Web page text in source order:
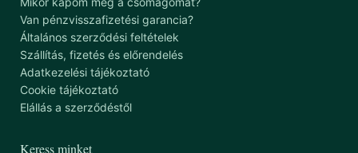
Van pénzvisszafizetési garancia?
Általános szerződési feltételek
Szállítás, fizetés és előrendelés
Adatkezelési tájékoztató
Cookie tájékoztató
Elállás a szerződéstől
Keress minket